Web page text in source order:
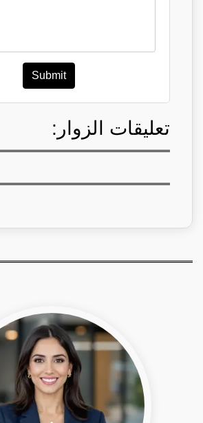
Submit
تعليقات الزوار: